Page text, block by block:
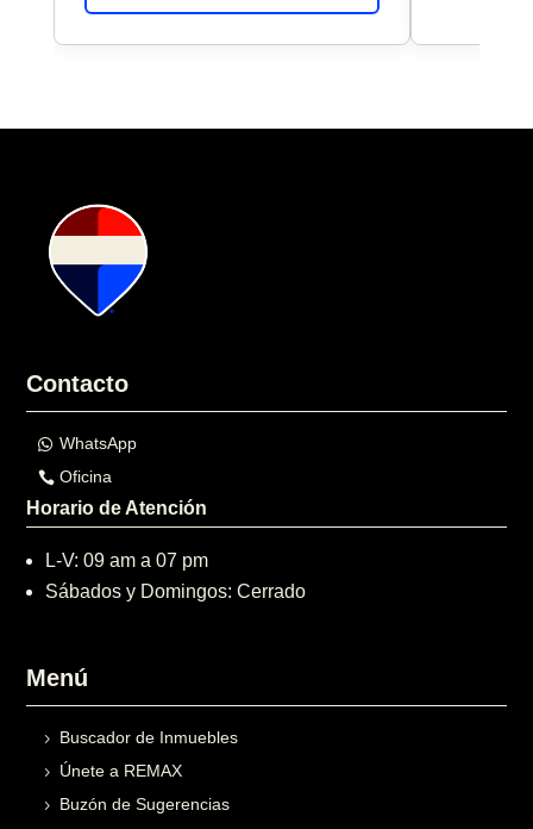
Contacto
WhatsApp
Oficina
Horario de Atención
L-V: 09 am a 07 pm
Sábados y Domingos: Cerrado
Menú
Buscador de Inmuebles
Únete a REMAX
Buzón de Sugerencias